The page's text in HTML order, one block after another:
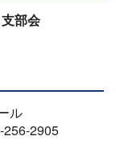
部会
ル
2905